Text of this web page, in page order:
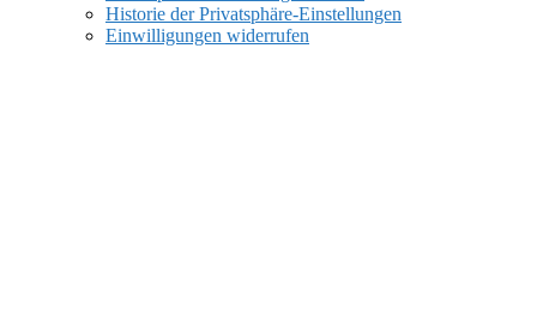
Historie der Privatsphäre-Einstellungen
Einwilligungen widerrufen